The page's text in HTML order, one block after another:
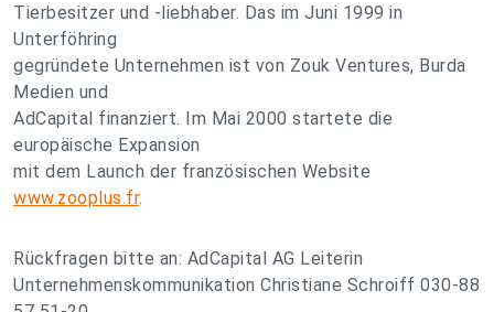
Tierbesitzer und -liebhaber. Das im Juni 1999 in
Unterföhring
gegründete Unternehmen ist von Zouk Ventures, Burda
Medien und
AdCapital finanziert. Im Mai 2000 startete die
europäische Expansion
mit dem Launch der französischen Website
www.zooplus.fr.
Rückfragen bitte an: AdCapital AG Leiterin
Unternehmenskommunikation Christiane Schroiff 030-88